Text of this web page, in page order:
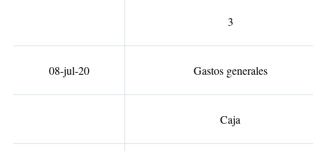
3
08-jul-20 Gastos generales
Caja